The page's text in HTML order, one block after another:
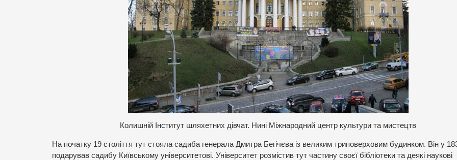
Колишній Інститут шляхетних дівчат. Нині Міжнародний центр культури та мистецтв
На початку 19 століття тут стояла садиба генерала Дмитра Бегічєва із великим триповерховим будинком. Він у
подарував садибу Київському університетові. Університет розмістив тут частину своєї бібліотеки та деякі наукові